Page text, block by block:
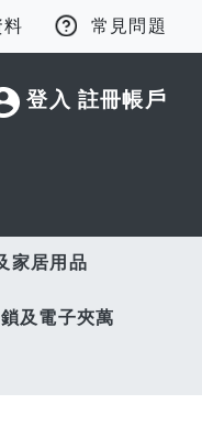
料 常見問題
登入 註冊帳戶
家居用品
及電子夾萬